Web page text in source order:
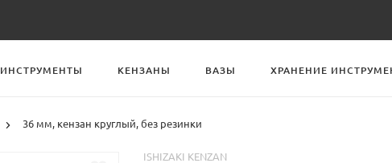
ИНСТРУМЕНТЫ КЕНЗАНЫ ВАЗЫ ХРАНЕНИЕ
36 мм, кензан круглый, без резинки
ISHIZAKI KENZAN